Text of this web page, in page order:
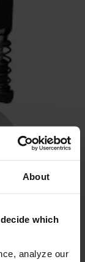
About
which
analyze our